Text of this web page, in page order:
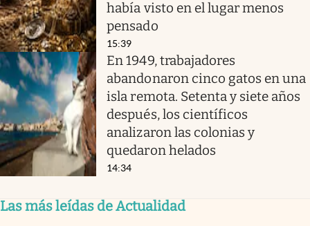
había visto en el lugar menos
pensado
15:39
En 1949, trabajadores
abandonaron cinco gatos en una
isla remota. Setenta y siete años
después, los científicos
analizaron las colonias y
quedaron helados
14:34
Las más leídas de Actualidad